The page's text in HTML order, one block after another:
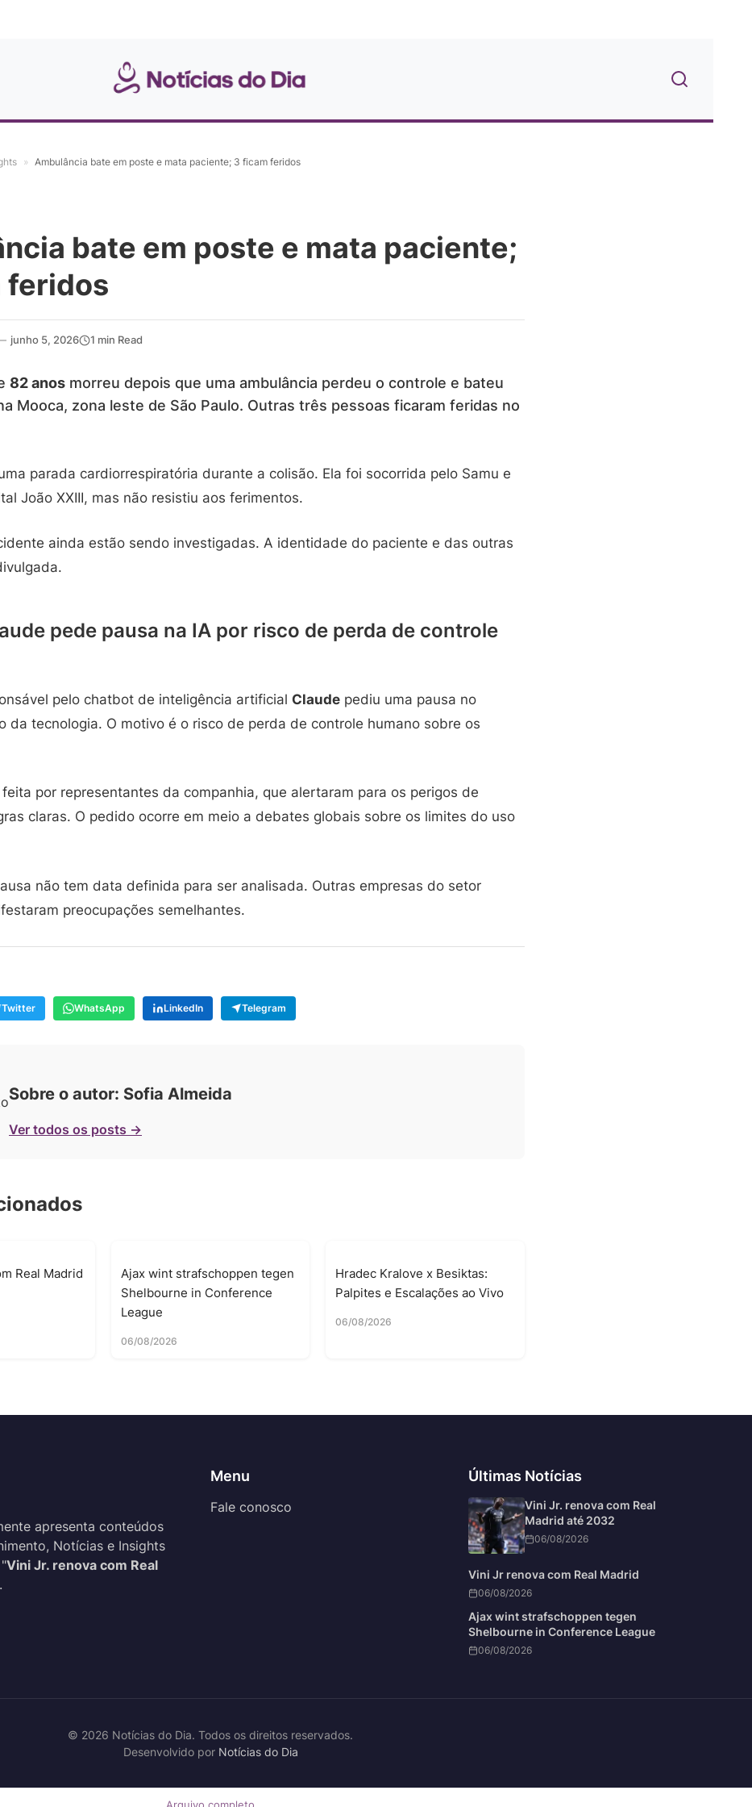
» Ambulância bate em poste e mata paciente; 3 ficam feridos
bate em poste e mata paciente;
feridos
junho 5, 2026 1 min Read
82 anos morreu depois que uma ambulância perdeu o controle e bateu
Mooca, zona leste de São Paulo. Outras três pessoas ficaram feridas no
parada cardiorrespiratória durante a colisão. Ela foi socorrida pelo Samu e
João XXIII, mas não resistiu aos ferimentos.
ainda estão sendo investigadas. A identidade do paciente e das outras
pede pausa na IA por risco de perda de controle
pelo chatbot de inteligência artificial Claude pediu uma pausa no
da tecnologia. O motivo é o risco de perda de controle humano sobre os
por representantes da companhia, que alertaram para os perigos de
claras. O pedido ocorre em meio a debates globais sobre os limites do uso
não tem data definida para ser analisada. Outras empresas do setor
preocupações semelhantes.
Twitter WhatsApp LinkedIn Telegram
Sobre o autor: Sofia Almeida
Ver todos os posts →
Real Madrid
Ajax wint strafschoppen tegen
Shelbourne in Conference
League
06/08/2026
Hradec Kralove x Besiktas:
Palpites e Escalações ao Vivo
06/08/2026
apresenta conteúdos
Notícias e Insights
Vini Jr. renova com Real
Menu
Fale conosco
Últimas Notícias
Vini Jr. renova com Real
Madrid até 2032
06/08/2026
Vini Jr renova com Real Madrid
06/08/2026
Ajax wint strafschoppen tegen
Shelbourne in Conference League
06/08/2026
© 2026 Notícias do Dia. Todos os direitos reservados.
Desenvolvido por Notícias do Dia